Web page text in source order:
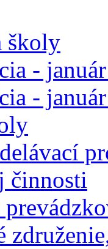
školy
-
-
činnosti